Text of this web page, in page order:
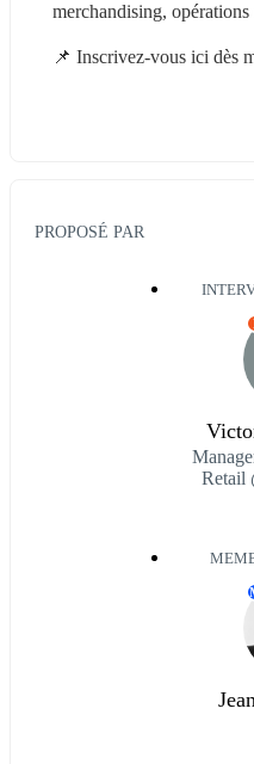
merchandising,
📌 Inscrivez-vous ici dès
PROPOSÉ PAR
Retail